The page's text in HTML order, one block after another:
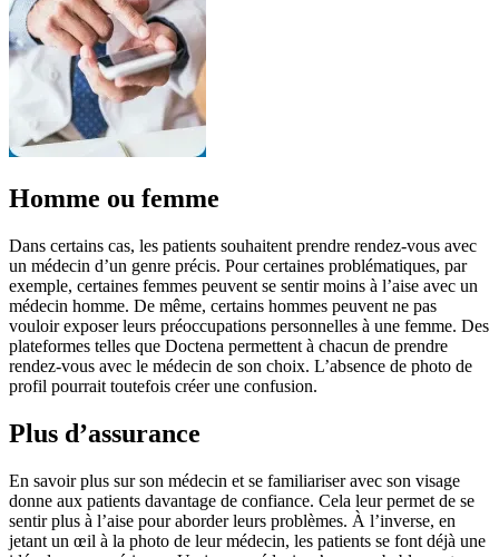
Homme ou femme
Dans certains cas, les patients souhaitent prendre rendez-vous avec
un médecin d’un genre précis. Pour certaines problématiques, par
exemple, certaines femmes peuvent se sentir moins à l’aise avec un
médecin homme. De même, certains hommes peuvent ne pas
vouloir exposer leurs préoccupations personnelles à une femme. Des
plateformes telles que Doctena permettent à chacun de prendre
rendez-vous avec le médecin de son choix. L’absence de photo de
profil pourrait toutefois créer une confusion.
Plus d’assurance
En savoir plus sur son médecin et se familiariser avec son visage
donne aux patients davantage de confiance. Cela leur permet de se
sentir plus à l’aise pour aborder leurs problèmes. À l’inverse, en
jetant un œil à la photo de leur médecin, les patients se font déjà une